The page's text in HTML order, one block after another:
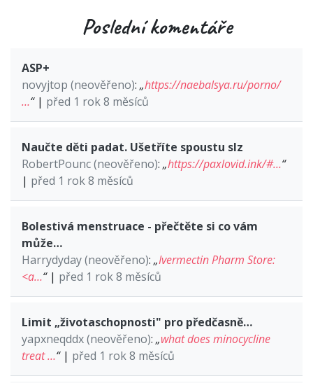
Poslední komentáře
ASP+
novyjtop (neověřeno): „https://naebalsya.ru/porno/
…“| před 1 rok 8 měsíců
Naučte děti padat. Ušetříte spoustu slz
RobertPounc (neověřeno): „https://paxlovid.ink/#…“
| před 1 rok 8 měsíců
Bolestivá menstruace - přečtěte si co vám
může…
Harrydyday (neověřeno): „Ivermectin Pharm Store:
<a…“| před 1 rok 8 měsíců
Limit „životaschopnosti" pro předčasně…
yapxneqddx (neověřeno): „what does minocycline
treat …“| před 1 rok 8 měsíců